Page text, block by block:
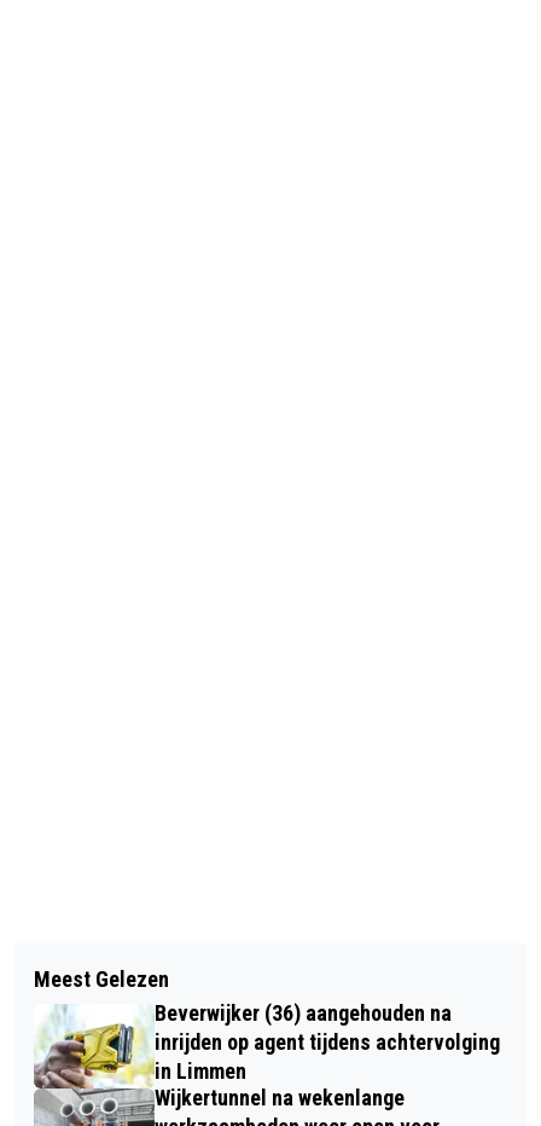
AZ VERSLAAT HERACLES NA
STRAFSCHOPPEN EN ONTMOET
EAGLES IN FINALE
BROEDSEIZOEN VAN START; PWN
SLUIT AANTAL DUINPADEN EN PAST
REGELS AAN
Meest Gelezen
Beverwijker (36) aangehouden na
inrijden op agent tijdens achtervolging
in Limmen
Wijkertunnel na wekenlange